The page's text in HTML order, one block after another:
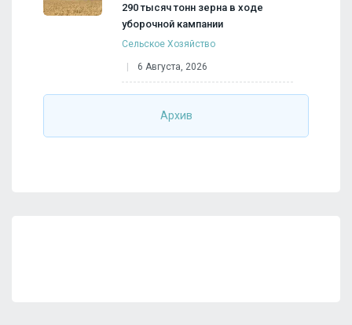
290 тысяч тонн зерна в ходе
уборочной кампании
Сельское Хозяйство
6 Августа, 2026
Архив